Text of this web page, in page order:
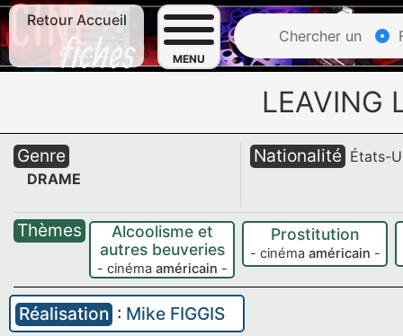
Retour Accueil
MENU
Chercher un
LEAVING
Genre
DRAME
Nationalité États-
Thèmes
Alcoolisme et
autres beuveries
- cinéma américain -
Prostitution
- cinéma américain -
Réalisation : Mike FIGGIS